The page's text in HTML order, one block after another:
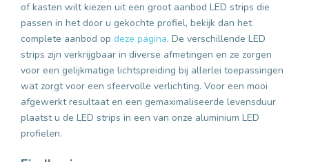
of kasten wilt kiezen uit een groot aanbod LED strips die
passen in het door u gekochte profiel, bekijk dan het
complete aanbod op deze pagina. De verschillende LED
strips zijn verkrijgbaar in diverse afmetingen en ze zorgen
voor een gelijkmatige lichtspreiding bij allerlei toepassingen
wat zorgt voor een sfeervolle verlichting. Voor een mooi
afgewerkt resultaat en een gemaximaliseerde levensduur
plaatst u de LED strips in een van onze aluminium LED
profielen.